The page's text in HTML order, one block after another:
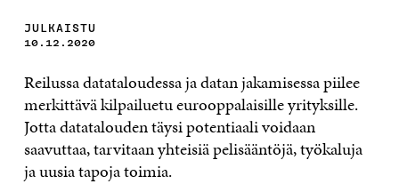
JULKAISTU
10.12.2020
Reilussa datataloudessa ja datan jakamisessa piilee
merkittävä kilpailuetu eurooppalaisille yrityksille.
Jotta datatalouden täysi potentiaali voidaan
saavuttaa, tarvitaan yhteisiä pelisääntöjä, työkaluja
ja uusia tapoja toimia.